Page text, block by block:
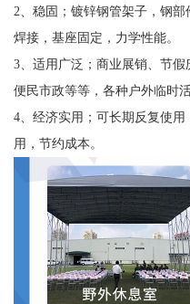
2、稳固；镀锌钢管架子，钢
焊接，基座固定，力学性能。
3、适用广泛；商业展销、节假
便民市政等等，各种户外临时
4、经济实用；可长期反复使
用，节约成本。